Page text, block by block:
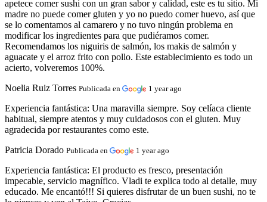
apetece comer sushi con un gran sabor y calidad, este es tu sitio. Mi
madre no puede comer gluten y yo no puedo comer huevo, así que
se lo comentamos al camarero y no tuvo ningún problema en
modificar los ingredientes para que pudiéramos comer.
Recomendamos los niguiris de salmón, los makis de salmón y
aguacate y el arroz frito con pollo. Este establecimiento es todo un
acierto, volveremos 100%.
Noelia Ruiz Torres Publicada en 1 year ago
Experiencia fantástica: Una maravilla siempre. Soy celíaca cliente
habitual, siempre atentos y muy cuidadosos con el gluten. Muy
agradecida por restaurantes como este.
Patricia Dorado Publicada en 1 year ago
Experiencia fantástica: El producto es fresco, presentación
impecable, servicio magnífico. Vladi te explica todo al detalle, muy
educado. Me encantó!!! Si quieres disfrutar de un buen sushi, no te